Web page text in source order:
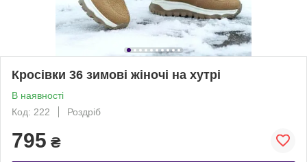
Кросівки 36 зимові жіночі на хутрі
В наявності
Код: 222
Роздріб
795 ₴